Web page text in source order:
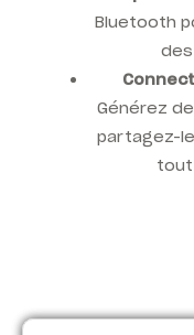
Bluetooth
Générez
partagez-
tout